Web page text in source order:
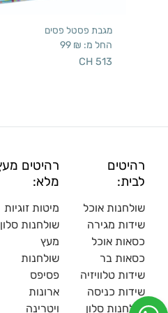
מגבת פסטל פסים
החל מ: 99 ₪
CH 513
רהיטים
לבית:
שולחנות אוכל
שידות מגירה
כסאות אוכל
כסאות בר
שידות טלוויזיה
שידות כניסה
שולחנות סלון
רהיטים
מלא:
מיטות זוגיות
שולחנות סלון
מעץ
שולחנות
פסיפס
ארונות
ויטרינה